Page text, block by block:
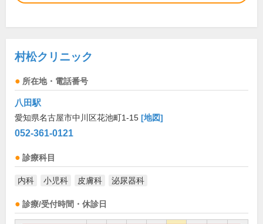
村松クリニック
所在地・電話番号
八田駅
愛知県名古屋市中川区花池町1-15 [地図]
052-361-0121
診療科目
内科 小児科 皮膚科 泌尿器科
診療/受付時間・休診日